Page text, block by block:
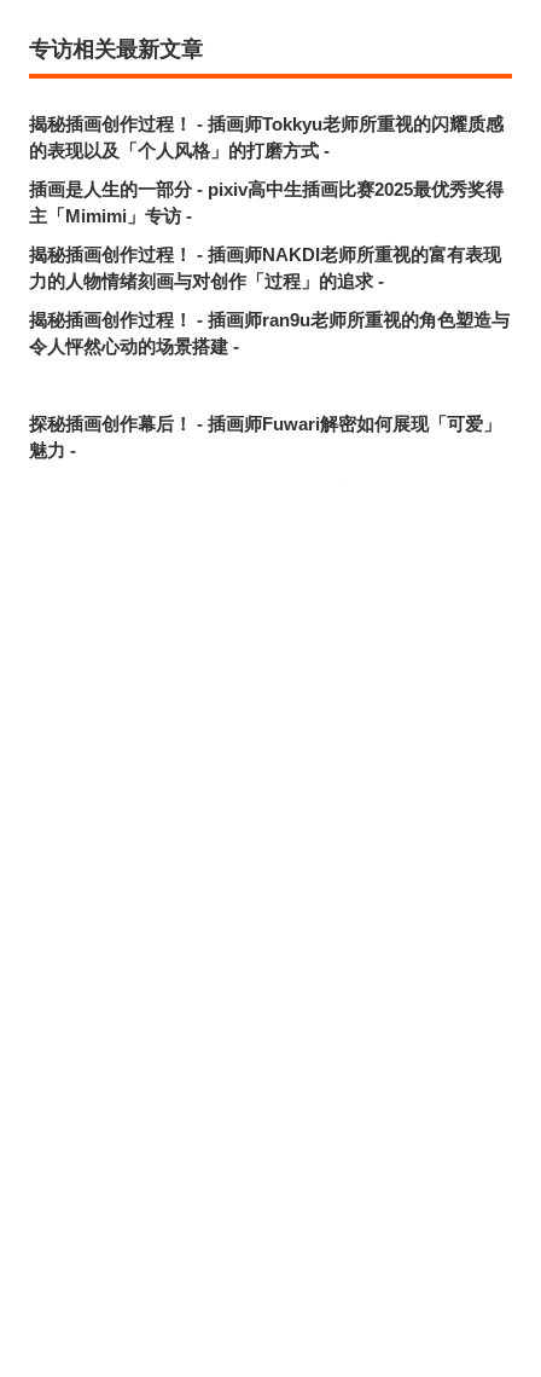
专访相关最新文章
揭秘插画创作过程！ - 插画师Tokkyu老师所重视的闪耀质感
的表现以及「个人风格」的打磨方式 -
插画是人生的一部分 - pixiv高中生插画比赛2025最优秀奖得
主「Mimimi」专访 -
揭秘插画创作过程！ - 插画师NAKDI老师所重视的富有表现
力的人物情绪刻画与对创作「过程」的追求 -
揭秘插画创作过程！ - 插画师ran9u老师所重视的角色塑造与
令人怦然心动的场景搭建 -
探秘插画创作幕后！ - 插画师Fuwari解密如何展现「可爱」
魅力 -